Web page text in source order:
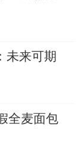
未来可期
全麦面包